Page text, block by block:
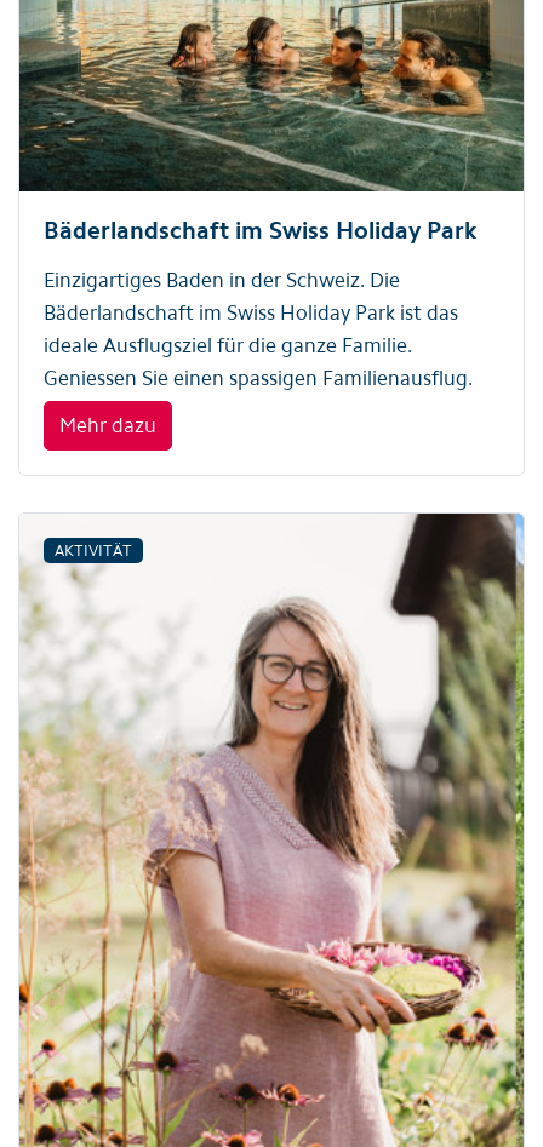
Bäderlandschaft im Swiss Holiday Park
Einzigartiges Baden in der Schweiz. Die
Bäderlandschaft im Swiss Holiday Park ist das
ideale Ausflugsziel für die ganze Familie.
Geniessen Sie einen spassigen Familienausflug.
Mehr dazu
AKTIVITÄT